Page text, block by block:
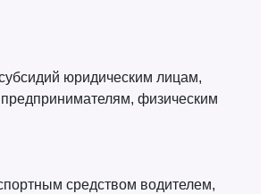
юридическим лицам,
физическим
средством водителем,